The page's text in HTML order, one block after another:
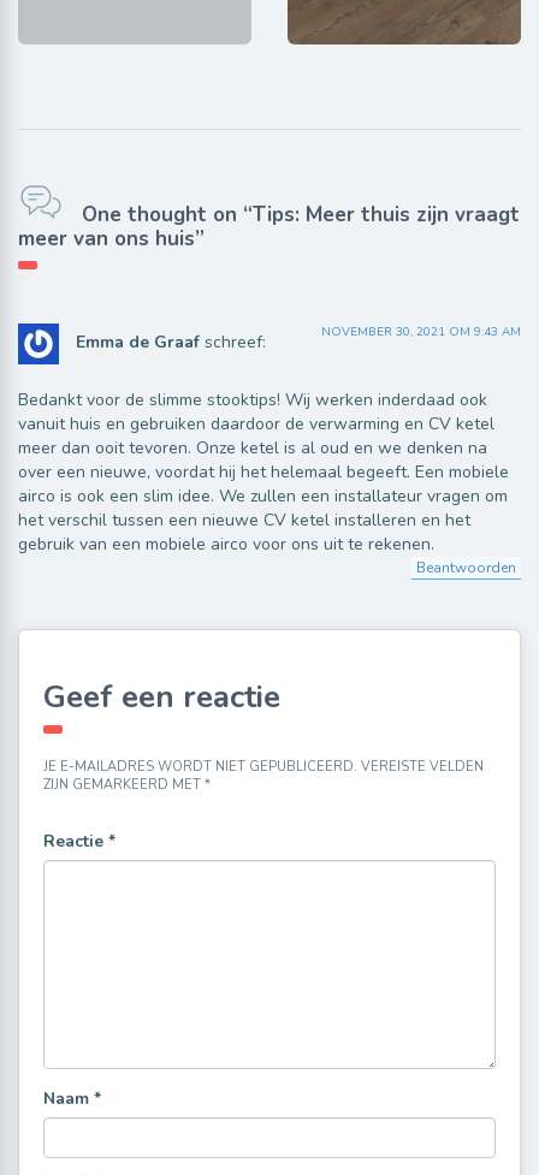
One thought on “Tips: Meer thuis zijn vraagt
meer van ons huis”
Emma de Graaf schreef: NOVEMBER 30, 2021 OM 9:43 AM
Bedankt voor de slimme stooktips! Wij werken inderdaad ook
vanuit huis en gebruiken daardoor de verwarming en CV ketel
meer dan ooit tevoren. Onze ketel is al oud en we denken na
over een nieuwe, voordat hij het helemaal begeeft. Een mobiele
airco is ook een slim idee. We zullen een installateur vragen om
het verschil tussen een nieuwe CV ketel installeren en het
gebruik van een mobiele airco voor ons uit te rekenen.
Beantwoorden
Geef een reactie
JE E-MAILADRES WORDT NIET GEPUBLICEERD. VEREISTE VELDEN
ZIJN GEMARKEERD MET *
Reactie *
Naam *